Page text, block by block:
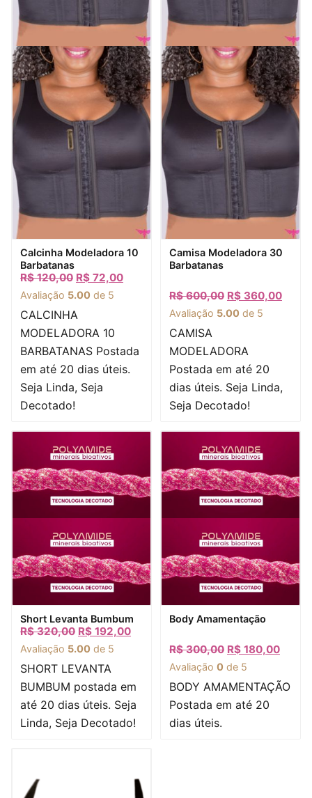
Visualização rápida
Calcinha Modeladora 10
Barbatanas
R$120,00 R$ 72,00
Avaliação 5.00 de 5
CALCINHA
MODELADORA 10
BARBATANAS Postada
em até 20 dias úteis.
Seja Linda, Seja
Decotado!
Visualização rápida
Camisa Modeladora 30
Barbatanas
R$600,00 R$ 360,00
Avaliação 5.00 de 5
CAMISA
MODELADORA
Postada em até 20
dias úteis. Seja Linda,
Seja Decotado!
Visualização rápida
Short Levanta Bumbum
R$320,00 R$ 192,00
Avaliação 5.00 de 5
SHORT LEVANTA
BUMBUM postada em
até 20 dias úteis. Seja
Linda, Seja Decotado!
Visualização rápida
Body Amamentação
R$300,00 R$ 180,00
Avaliação 0 de 5
BODY AMAMENTAÇÃO
Postada em até 20
dias úteis.